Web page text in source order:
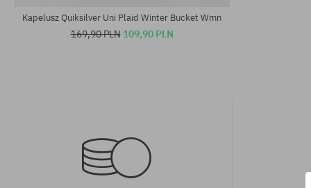
Kapelusz Quiksilver Uni Plaid Winter Bucket Wmn
169,90 PLN 109,90 PLN